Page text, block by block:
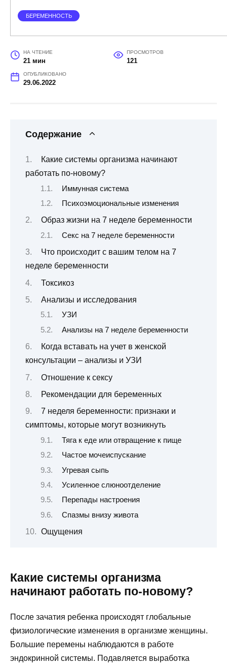
БЕРЕМЕННОСТЬ
НА ЧТЕНИЕ
21 мин
ПРОСМОТРОВ
121
ОПУБЛИКОВАНО
29.06.2022
Содержание
Какие системы организма начинают
работать по-новому?
Иммунная система
Психоэмоциональные изменения
Образ жизни на 7 неделе беременности
Секс на 7 неделе беременности
Что происходит с вашим телом на 7
неделе беременности
Токсикоз
Анализы и исследования
УЗИ
Анализы на 7 неделе беременности
Когда вставать на учет в женской
консультации – анализы и УЗИ
Отношение к сексу
Рекомендации для беременных
7 неделя беременности: признаки и
симптомы, которые могут возникнуть
Тяга к еде или отвращение к пище
Частое мочеиспускание
Угревая сыпь
Усиленное слюноотделение
Перепады настроения
Спазмы внизу живота
Ощущения
Какие системы организма
начинают работать по-новому?
После зачатия ребенка происходят глобальные
физиологические изменения в организме женщины.
Большие перемены наблюдаются в работе
эндокринной системы. Подавляется выработка